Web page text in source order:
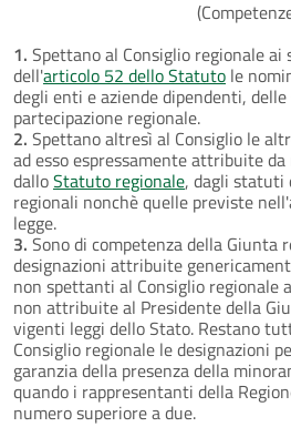
1. Spettano al Consiglio regionale
dell'articolo 52 dello Statuto le
degli enti e aziende dipendenti,
partecipazione regionale.
2. Spettano altresì al Consiglio le
ad esso espressamente attribuite
dalloStatuto regionale, dagli statuti
regionali nonchè quelle previste
legge.
3. Sono di competenza della Giunta
designazioni attribuite
non spettanti al Consiglio regionale
non attribuite al Presidente della
vigenti leggi dello Stato. Restano
Consiglio regionale le designazioni
garanzia della presenza della
quando i rappresentanti della
numero superiore a due.